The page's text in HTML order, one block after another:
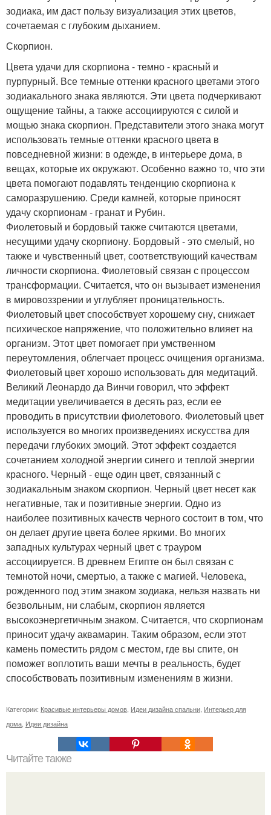
зодиака, им даст пользу визуализация этих цветов,
сочетаемая с глубоким дыханием.
Скорпион.
Цвета удачи для скорпиона - темно - красный и
пурпурный. Все темные оттенки красного цветами этого
зодиакального знака являются. Эти цвета подчеркивают
ощущение тайны, а также ассоциируются с силой и
мощью знака скорпион. Представители этого знака могут
использовать темные оттенки красного цвета в
повседневной жизни: в одежде, в интерьере дома, в
вещах, которые их окружают. Особенно важно то, что эти
цвета помогают подавлять тенденцию скорпиона к
саморазрушению. Среди камней, которые приносят
удачу скорпионам - гранат и Рубин.
Фиолетовый и бордовый также считаются цветами,
несущими удачу скорпиону. Бордовый - это смелый, но
также и чувственный цвет, соответствующий качествам
личности скорпиона. Фиолетовый связан с процессом
трансформации. Считается, что он вызывает изменения
в мировоззрении и углубляет проницательность.
Фиолетовый цвет способствует хорошему сну, снижает
психическое напряжение, что положительно влияет на
организм. Этот цвет помогает при умственном
переутомления, облегчает процесс очищения организма.
Фиолетовый цвет хорошо использовать для медитаций.
Великий Леонардо да Винчи говорил, что эффект
медитации увеличивается в десять раз, если ее
проводить в присутствии фиолетового. Фиолетовый цвет
используется во многих произведениях искусства для
передачи глубоких эмоций. Этот эффект создается
сочетанием холодной энергии синего и теплой энергии
красного. Черный - еще один цвет, связанный с
зодиакальным знаком скорпион. Черный цвет несет как
негативные, так и позитивные энергии. Одно из
наиболее позитивных качеств черного состоит в том, что
он делает другие цвета более яркими. Во многих
западных культурах черный цвет с трауром
ассоциируется. В древнем Египте он был связан с
темнотой ночи, смертью, а также с магией. Человека,
рожденного под этим знаком зодиака, нельзя назвать ни
безвольным, ни слабым, скорпион является
высокоэнергетичным знаком. Считается, что скорпионам
приносит удачу аквамарин. Таким образом, если этот
камень поместить рядом с местом, где вы спите, он
поможет воплотить ваши мечты в реальность, будет
способствовать позитивным изменениям в жизни.
Категории: Красивые интерьеры домов Идеи дизайна спальни Интерьер для
дома Идеи дизайна
Читайте также